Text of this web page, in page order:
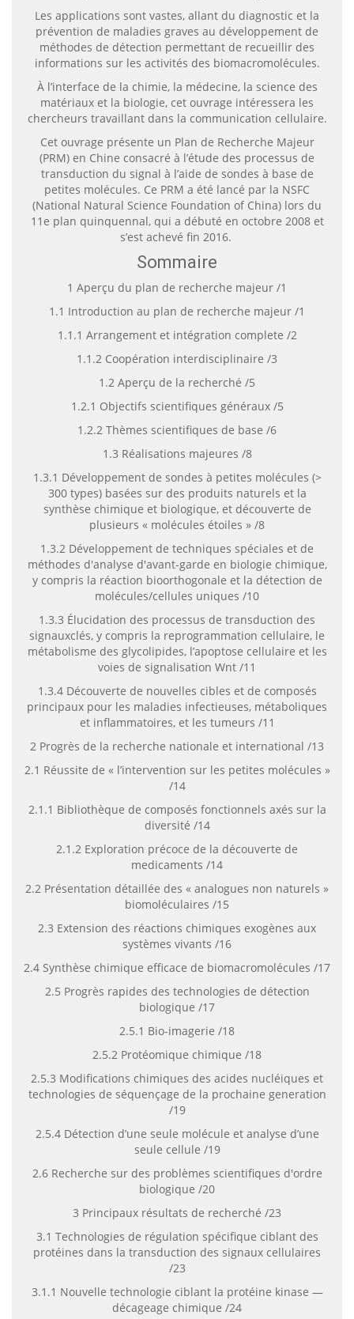
Les applications sont vastes, allant du diagnostic et la
prévention de maladies graves au développement de
méthodes de détection permettant de recueillir des
informations sur les activités des biomacromolécules.
À l’interface de la chimie, la médecine, la science des
matériaux et la biologie, cet ouvrage intéressera les
chercheurs travaillant dans la communication cellulaire.
Cet ouvrage présente un Plan de Recherche Majeur
(PRM) en Chine consacré à l’étude des processus de
transduction du signal à l’aide de sondes à base de
petites molécules. Ce PRM a été lancé par la NSFC
(National Natural Science Foundation of China) lors du
11e plan quinquennal, qui a débuté en octobre 2008 et
s’est achevé fin 2016.
Sommaire
1 Aperçu du plan de recherche majeur /1
1.1 Introduction au plan de recherche majeur /1
1.1.1 Arrangement et intégration complete /2
1.1.2 Coopération interdisciplinaire /3
1.2 Aperçu de la recherché /5
1.2.1 Objectifs scientifiques généraux /5
1.2.2 Thèmes scientifiques de base /6
1.3 Réalisations majeures /8
1.3.1 Développement de sondes à petites molécules (>
300 types) basées sur des produits naturels et la
synthèse chimique et biologique, et découverte de
plusieurs « molécules étoiles » /8
1.3.2 Développement de techniques spéciales et de
méthodes d'analyse d'avant-garde en biologie chimique,
y compris la réaction bioorthogonale et la détection de
molécules/cellules uniques /10
1.3.3 Élucidation des processus de transduction des
signauxclés, y compris la reprogrammation cellulaire, le
métabolisme des glycolipides, l’apoptose cellulaire et les
voies de signalisation Wnt /11
1.3.4 Découverte de nouvelles cibles et de composés
principaux pour les maladies infectieuses, métaboliques
et inflammatoires, et les tumeurs /11
2 Progrès de la recherche nationale et international /13
2.1 Réussite de « l’intervention sur les petites molécules »
/14
2.1.1 Bibliothèque de composés fonctionnels axés sur la
diversité /14
2.1.2 Exploration précoce de la découverte de
medicaments /14
2.2 Présentation détaillée des « analogues non naturels »
biomoléculaires /15
2.3 Extension des réactions chimiques exogènes aux
systèmes vivants /16
2.4 Synthèse chimique efficace de biomacromolécules /17
2.5 Progrès rapides des technologies de détection
biologique /17
2.5.1 Bio-imagerie /18
2.5.2 Protéomique chimique /18
2.5.3 Modifications chimiques des acides nucléiques et
technologies de séquençage de la prochaine generation
/19
2.5.4 Détection d’une seule molécule et analyse d’une
seule cellule /19
2.6 Recherche sur des problèmes scientifiques d'ordre
biologique /20
3 Principaux résultats de recherché /23
3.1 Technologies de régulation spécifique ciblant des
protéines dans la transduction des signaux cellulaires
/23
3.1.1 Nouvelle technologie ciblant la protéine kinase —
décageage chimique /24